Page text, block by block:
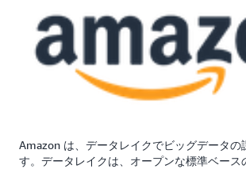
Amazon は、データレイクでビッグデータの
す。データレイクは、オープンな標準ベース